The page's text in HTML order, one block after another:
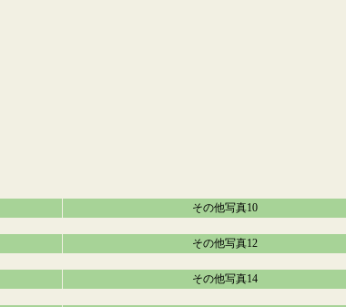
その他写真10
その他写真12
その他写真14